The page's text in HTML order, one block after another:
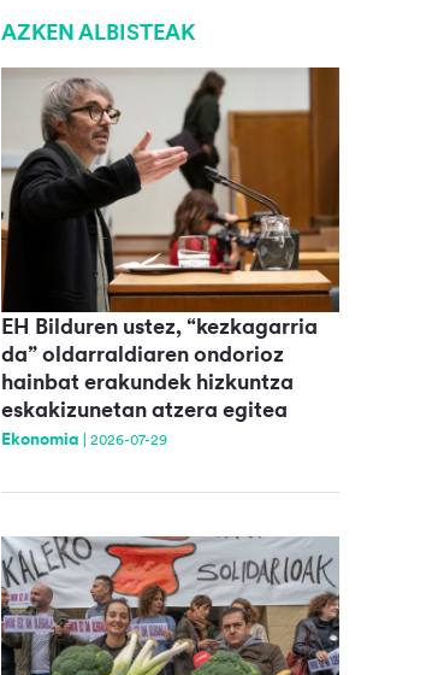
AZKEN ALBISTEAK
EH Bilduren ustez, “kezkagarria
da” oldarraldiaren ondorioz
hainbat erakundek hizkuntza
eskakizunetan atzera egitea
Ekonomia 2026-07-29